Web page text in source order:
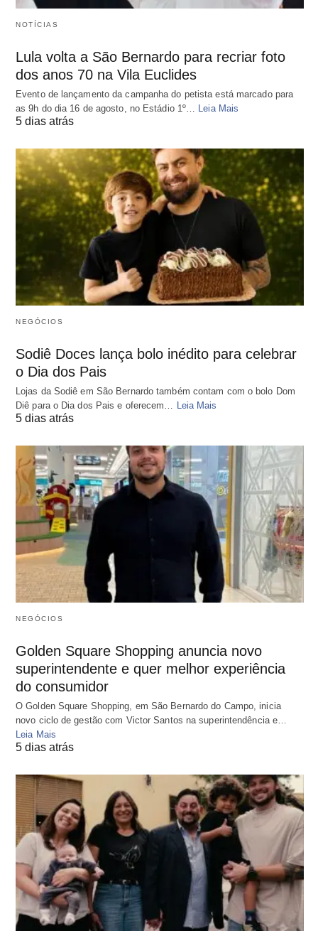
NOTÍCIAS
Lula volta a São Bernardo para recriar foto
dos anos 70 na Vila Euclides
Evento de lançamento da campanha do petista está marcado para
as 9h do dia 16 de agosto, no Estádio 1º… Leia Mais
5 dias atrás
NEGÓCIOS
Sodiê Doces lança bolo inédito para celebrar
o Dia dos Pais
Lojas da Sodiê em São Bernardo também contam com o bolo Dom
Diê para o Dia dos Pais e oferecem… Leia Mais
5 dias atrás
NEGÓCIOS
Golden Square Shopping anuncia novo
superintendente e quer melhor experiência
do consumidor
O Golden Square Shopping, em São Bernardo do Campo, inicia
novo ciclo de gestão com Victor Santos na superintendência e…
Leia Mais
5 dias atrás